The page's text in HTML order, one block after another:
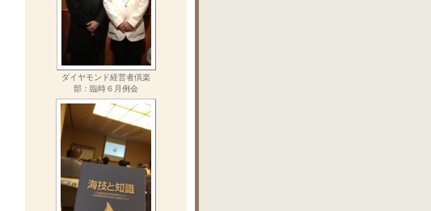
ダイヤモンド経営者倶楽
部：臨時６月例会